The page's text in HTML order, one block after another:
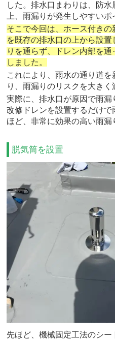
した。排水口まわりは、防
上、雨漏りが発生しやすいポ
そこで今回は、ホース付きの
を既存の排水口の上から設
りを通らず、ドレン内部を
しました。
これにより、雨水の通り道
り、雨漏りのリスクを大きく
実際に、排水口が原因で雨
改修ドレンを設置するだけ
ほど、非常に効果の高い雨漏
脱気筒を設置
先ほど、機械固定工法のシ